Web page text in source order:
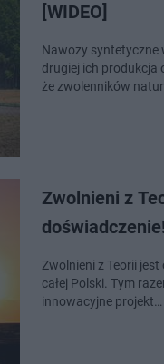
[WIDEO]
Nawozy syntetyczne
drugiej ich produkcja
że zwolenników
Zwolnieni z
doświadczenie!
Zwolnieni z Teorii
całej Polski. Tym
innowacyjne projekt…